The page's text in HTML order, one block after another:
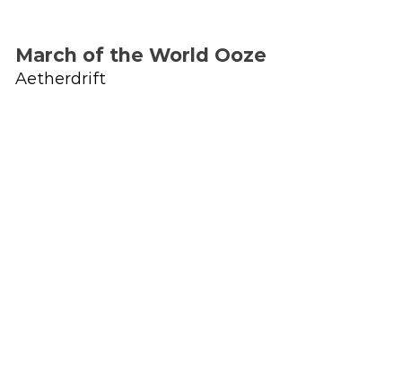
March of the World Ooze
Aetherdrift